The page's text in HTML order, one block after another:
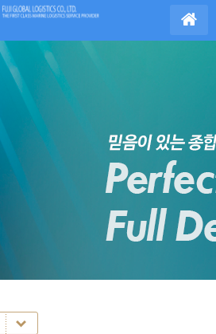
메뉴 건너뛰기